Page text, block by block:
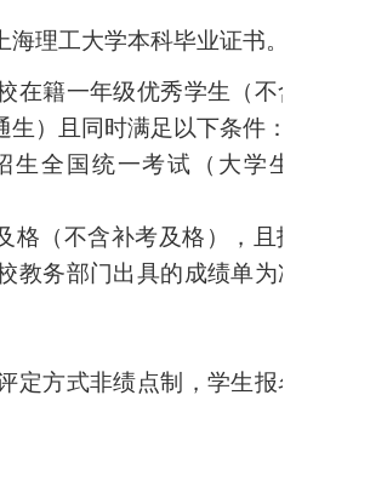
理工大学本科毕业证书。
在籍一年级优秀学生（不含保送
）且同时满足以下条件：
生全国统一考试（大学生退役
格（不含补考及格），且报名时
教务部门出具的成绩单为准）不
定方式非绩点制，学生报名时所